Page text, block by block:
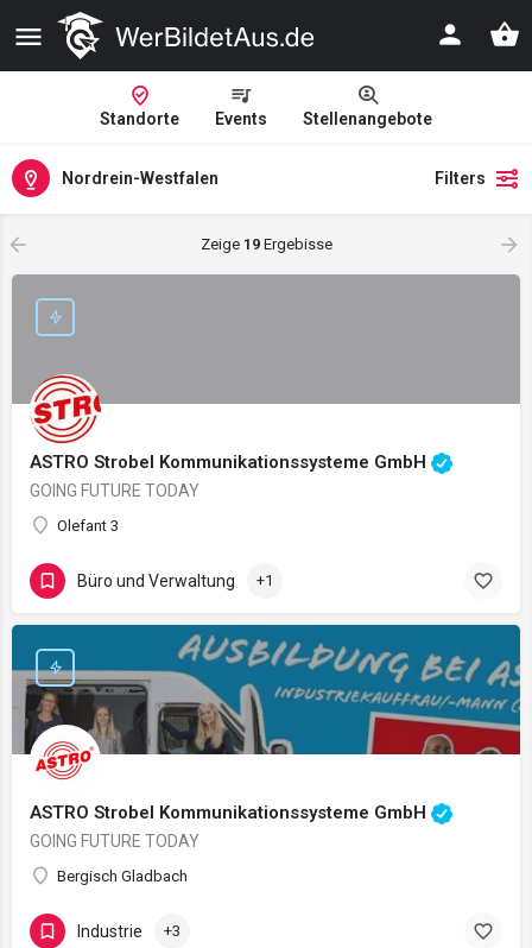
Standorte Events Stellenangebote
Nordrein-Westfalen Filters
Zeige 19Ergebisse
ASTRO Strobel Kommunikationssysteme GmbH
GOING FUTURE TODAY
Olefant 3
Büro und Verwaltung +1
ASTRO Strobel Kommunikationssysteme GmbH
GOING FUTURE TODAY
Bergisch Gladbach
Industrie +3